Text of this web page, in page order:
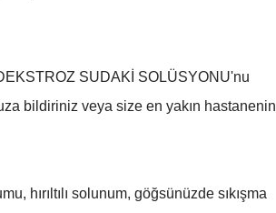
SUDAKİ SOLÜSYONU'nu
bildiriniz veya size en yakın hastanenin
hırıltılı solunum, göğsünüzde sıkışma